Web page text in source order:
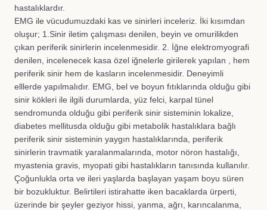
hastalıklardır.
EMG ile vücudumuzdaki kas ve sinirleri inceleriz. İki kısımdan
oluşur; 1.Sinir iletim çalışması denilen, beyin ve omurilikden
çıkan periferik sinirlerin incelenmesidir. 2. İğne elektromyografi
denilen, incelenecek kasa özel iğnelerle girilerek yapılan , hem
periferik sinir hem de kasların incelenmesidir. Deneyimli
elllerde yapılmalıdır. EMG, bel ve boyun fıtıklarında olduğu gibi
sinir kökleri ile ilgili durumlarda, yüz felci, karpal tünel
sendromunda olduğu gibi periferik sinir sisteminin lokalize,
diabetes mellitusda olduğu gibi metabolik hastalıklara bağlı
periferik sinir sisteminin yaygın hastalıklarında, periferik
sinirlerin travmatik yaralanmalarında, motor nöron hastalığı,
myastenia gravis, myopati gibi hastalıkların tanısında kullanılır.
Çoğunlukla orta ve ileri yaşlarda başlayan yaşam boyu süren
bir bozukluktur. Belirtileri istirahatte iken bacaklarda ürperti,
üzerinde bir şeyler geziyor hissi, yanma, ağrı, karıncalanma,